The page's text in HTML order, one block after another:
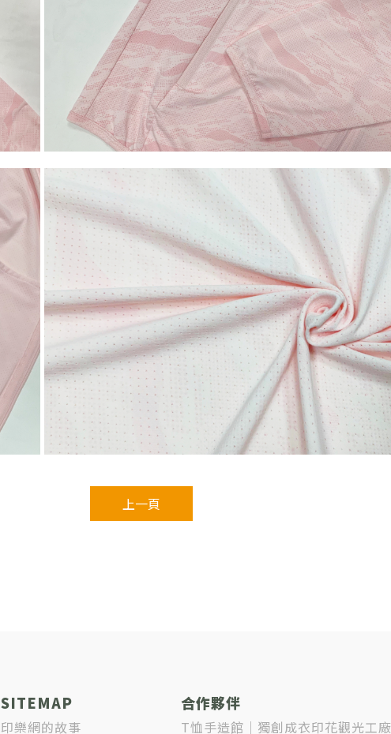
上一頁
SITEMAP
印樂網的故事
合作夥伴
T恤手造館｜獨創成衣印花觀光工廠